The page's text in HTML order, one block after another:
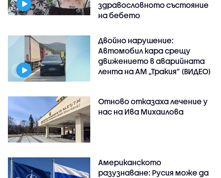
здравословното състояние
на бебето
Двойно нарушение:
Автомобил кара срещу
движението в аварийната
лента на АМ „Тракия” (ВИДЕО)
Отново отказаха лечение у
нас на Ива Михаилова
Американското
разузнаване: Русия може да